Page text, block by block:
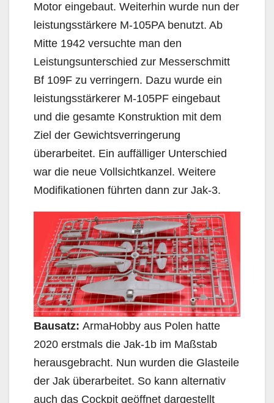
Motor eingebaut. Weiterhin wurde nun der
leistungsstärkere M-105PA benutzt. Ab
Mitte 1942 versuchte man den
Leistungsunterschied zur Messerschmitt
Bf 109F zu verringern. Dazu wurde ein
leistungsstärkerer M-105PF eingebaut
und die gesamte Konstruktion mit dem
Ziel der Gewichtsverringerung
überarbeitet. Ein auffälliger Unterschied
war die neue Vollsichtkanzel. Weitere
Modifikationen führten dann zur Jak-3.
Bausatz: ArmaHobby aus Polen hatte
2020 erstmals die Jak-1b im Maßstab
herausgebracht. Nun wurden die Glasteile
der Jak überarbeitet. So kann alternativ
auch das Cockpit geöffnet dargestellt